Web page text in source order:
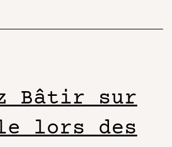
Bâtir sur
lors des